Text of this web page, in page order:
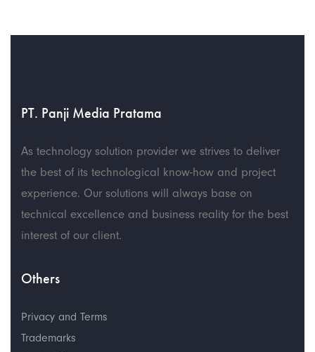
PT. Panji Media Pratama
As technology solution provider we strives to deliver
the best of its technological know-how and project
experience. Our solutions will always base on
technical excellence and business reality for the best
interest of our client.
Others
Privacy and Terms
Trademarks